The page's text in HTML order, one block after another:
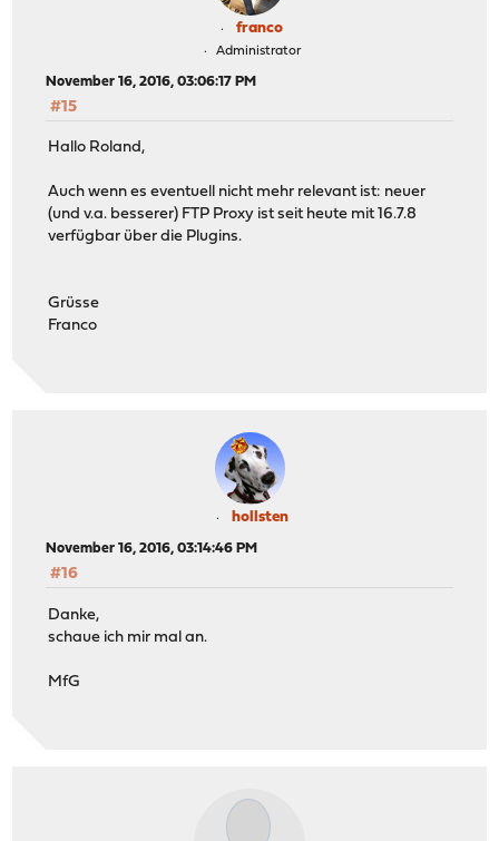
franco
Administrator
November 16, 2016, 03:06:17 PM
#15
Hallo Roland,
Auch wenn es eventuell nicht mehr relevant ist: neuer
(und v.a. besserer) FTP Proxy ist seit heute mit 16.7.8
verfügbar über die Plugins.
Grüsse
Franco
hollsten
November 16, 2016, 03:14:46 PM
#16
Danke,
schaue ich mir mal an.
MfG